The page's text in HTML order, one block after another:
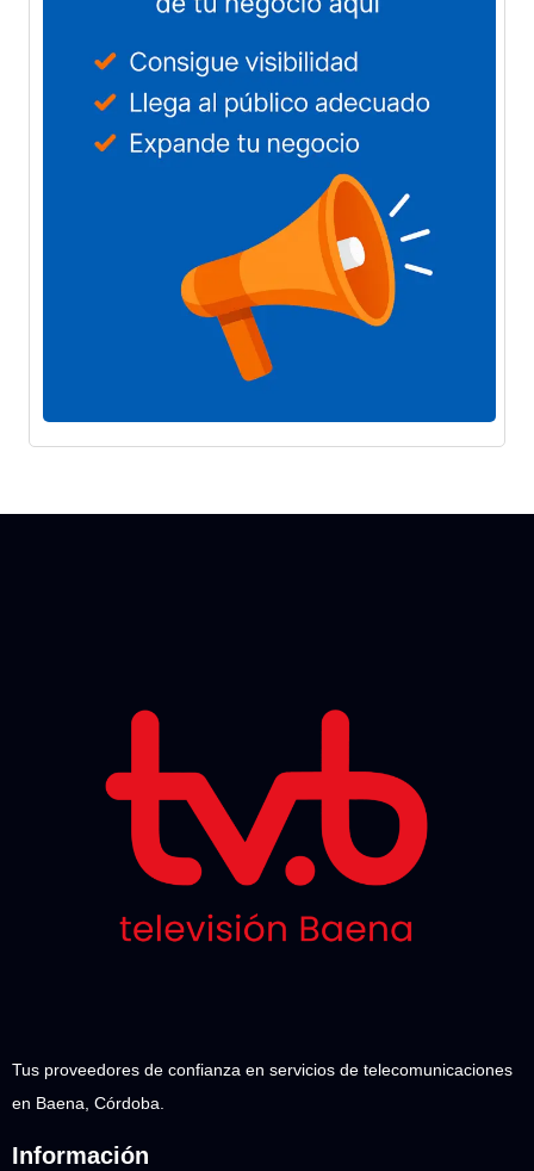
Tus proveedores de confianza en servicios de telecomunicaciones
en Baena, Córdoba.
Información